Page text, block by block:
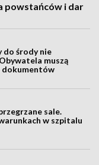
powstańców i dar
do środy nie
muszą
dokumentów
sale.
w szpitalu